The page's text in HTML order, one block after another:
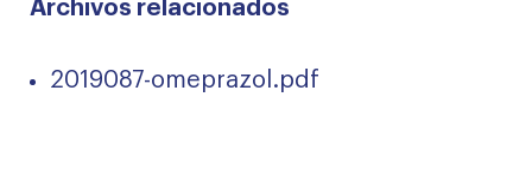
Archivos relacionados
2019087-omeprazol.pdf